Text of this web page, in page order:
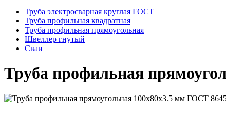
Труба электросварная круглая ГОСТ
Труба профильная квадратная
Труба профильная прямоугольная
Швеллер гнутый
Сваи
Труба профильная